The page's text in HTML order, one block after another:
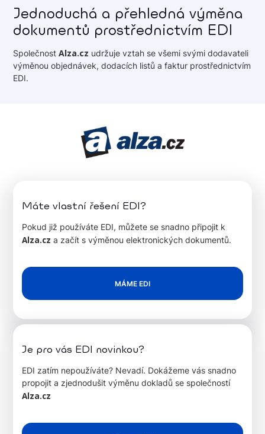
Jednoduchá a přehledná výměna
dokumentů prostřednictvím EDI
SpolečnostAlza.cz udržuje vztah se všemi svými dodavateli
výměnou objednávek, dodacích listů a faktur prostřednictvím
EDI.
Máte vlastní řešení EDI?
Pokud již používáte EDI, můžete se snadno připojit k
Alza.cz a začít s výměnou elektronických dokumentů.
MÁME EDI
Je pro vás EDI novinkou?
EDI zatím nepoužíváte? Nevadí. Dokážeme vás snadno
propojit a zjednodušit výměnu dokladů se společností
Alza.cz